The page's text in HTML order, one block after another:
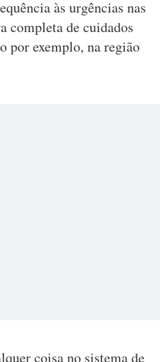
às urgências nas
completa de cuidados
por exemplo, na região
coisa no sistema de